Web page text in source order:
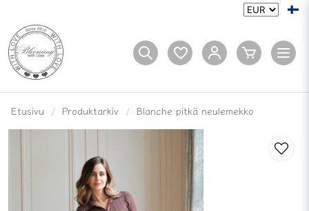
Etusivu Produktarkiv Blanche pitkä neulemekko